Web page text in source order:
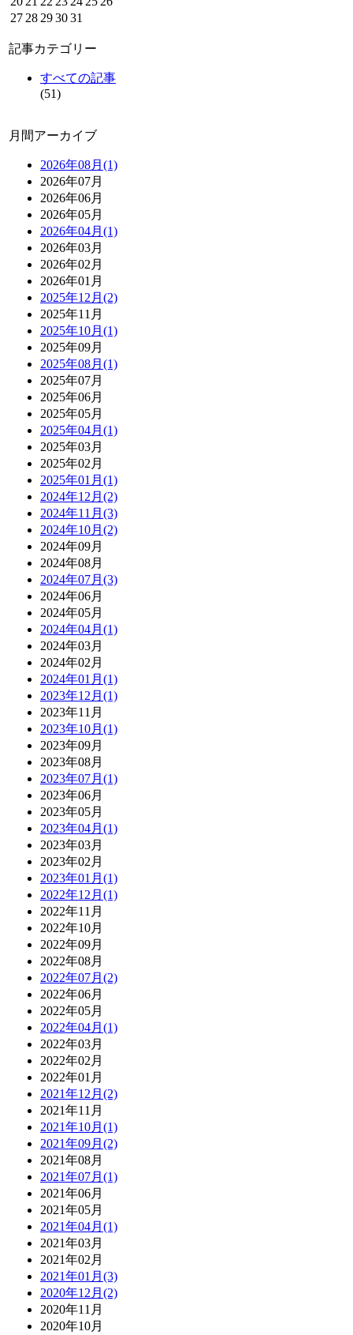
2728293031
記事カテゴリー
すべての記事
(51)
月間アーカイブ
2026年08月(1)
2026年07月
2026年06月
2026年05月
2026年04月(1)
2026年03月
2026年02月
2026年01月
2025年12月(2)
2025年11月
2025年10月(1)
2025年09月
2025年08月(1)
2025年07月
2025年06月
2025年05月
2025年04月(1)
2025年03月
2025年02月
2025年01月(1)
2024年12月(2)
2024年11月(3)
2024年10月(2)
2024年09月
2024年08月
2024年07月(3)
2024年06月
2024年05月
2024年04月(1)
2024年03月
2024年02月
2024年01月(1)
2023年12月(1)
2023年11月
2023年10月(1)
2023年09月
2023年08月
2023年07月(1)
2023年06月
2023年05月
2023年04月(1)
2023年03月
2023年02月
2023年01月(1)
2022年12月(1)
2022年11月
2022年10月
2022年09月
2022年08月
2022年07月(2)
2022年06月
2022年05月
2022年04月(1)
2022年03月
2022年02月
2022年01月
2021年12月(2)
2021年11月
2021年10月(1)
2021年09月(2)
2021年08月
2021年07月(1)
2021年06月
2021年05月
2021年04月(1)
2021年03月
2021年02月
2021年01月(3)
2020年12月(2)
2020年11月
2020年10月